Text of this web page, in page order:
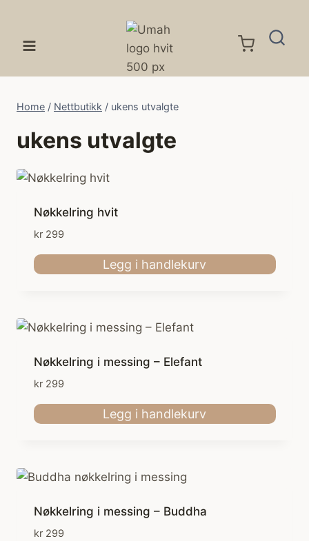
content
Home / Nettbutikk / ukens utvalgte
ukens utvalgte
Nøkkelring hvit
kr299
Legg i handlekurv
Nøkkelring i messing – Elefant
kr299
Legg i handlekurv
Nøkkelring i messing – Buddha
kr299